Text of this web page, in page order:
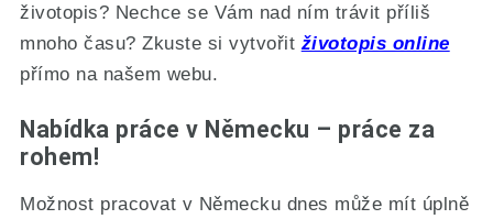
životopis? Nechce se Vám nad ním trávit příliš
mnoho času? Zkuste si vytvořit životopis online
přímo na našem webu.
Nabídka práce v Německu – práce za
rohem!
Možnost pracovat v Německu dnes může mít úplně